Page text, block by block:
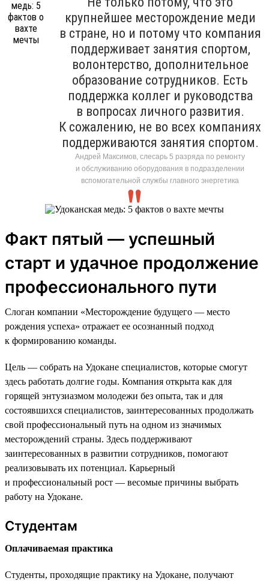
крупнейшее месторождение меди
в стране, но и потому что компания
поддерживает занятия спортом,
волонтерство, дополнительное
образование сотрудников. Есть
поддержка коллег и руководства
в вопросах личного развития.
К сожалению, не во всех компаниях
поддерживаются занятия спортом.
Андрей Максимов, слесарь 5 разряда по ремонту
и обслуживанию оборудования в подразделении
вспомогательной службы главного энергетика
Факт пятый — успешный
старт и удачное продолжение
профессионального пути
Слоган компании «Месторождение будущего — место
рождения успеха» отражает ее осознанный подход
к формированию команды.
Цель — собрать на Удокане специалистов, которые смогут
здесь работать долгие годы. Компания открыта как для
горящей энтузиазмом молодежи без опыта, так и для
состоявшихся специалистов, заинтересованных продолжать
свой профессиональный путь на одном из значимых
месторождений страны. Здесь поддерживают
заинтересованных в развитии сотрудников, помогают
реализовывать их потенциал. Карьерный
и профессиональный рост — весомые причины выбрать
работу на Удокане.
Студентам
Оплачиваемая практика
Студенты, проходящие практику на Удокане, получают